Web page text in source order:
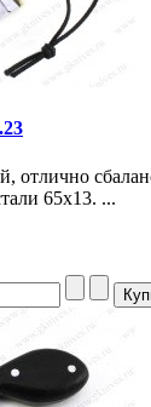
65х13. ...